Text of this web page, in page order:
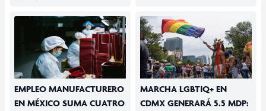
EMPLEO MANUFACTURERO
EN MÉXICO SUMA CUATRO
MARCHA LGBTIQ+ EN
CDMX GENERARÁ 5.5 MDP: